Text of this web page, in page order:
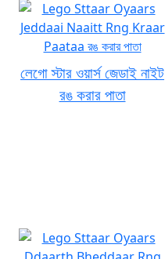
লেগো স্টার ওয়ার্স জেডাই নাইট
রঙ করার পাতা